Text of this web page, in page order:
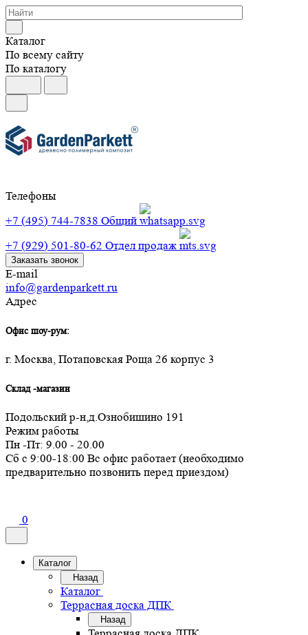
Каталог
По всему сайту
По каталогу
Телефоны
+7 (495) 744-7838 Общий
+7 (929) 501-80-62 Отдел продаж
Заказать звонок
E-mail
info@gardenparkett.ru
Адрес
Офис шоу-рум:
г. Москва, Потаповская Роща 26 корпус 3
Склад -магазин
Подольский р-н,д.Ознобишино 191
Режим работы
Пн -Пт: 9.00 - 20.00
Сб с 9:00-18:00 Вс офис работает (необходимо
предварительно позвонить перед приездом)
0
Каталог
Назад
Каталог
Террасная доска ДПК
Назад